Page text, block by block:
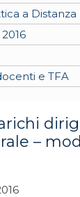
a Distanza
e TFA
–